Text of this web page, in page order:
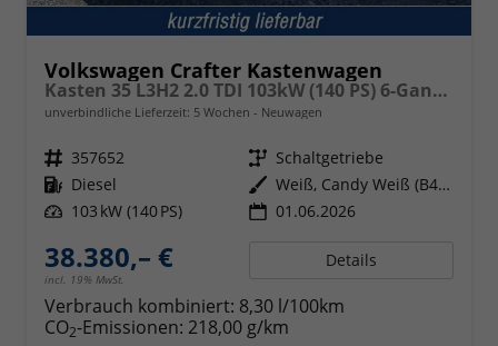
Volkswagen Crafter Kastenwagen
Kasten 35 L3H2 2.0 TDI 103kW (140 PS) 6-Gang-Schaltgetriebe
unverbindliche Lieferzeit: 5 Wochen Neuwagen
Fahrzeugnr. 357652 Getriebe Schaltgetriebe
Kraftstoff Diesel Außenfarbe
Weiß, Candy Weiß (B4B4)
Leistung 103 kW (140 PS) 01.06.2026
38.380,– €
incl. 19% MwSt.
Details
Verbrauch kombiniert: 8,30 l/100km
CO2-Emissionen: 218,00 g/km